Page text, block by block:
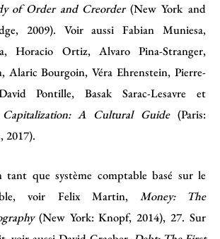
of Order and Creorder (New York and
2009). Voir aussi Fabian Muniesa,
Horacio Ortiz, Alvaro Pina-Stranger,
Alaric Bourgoin, Véra Ehrenstein, Pierre-
Pontille, Basak Sarac-Lesavre et
Capitalization: A Cultural Guide(Paris:
2017).
tant que système comptable basé sur le
voir Felix Martin, Money: The
(New York: Knopf, 2014), 27. Sur